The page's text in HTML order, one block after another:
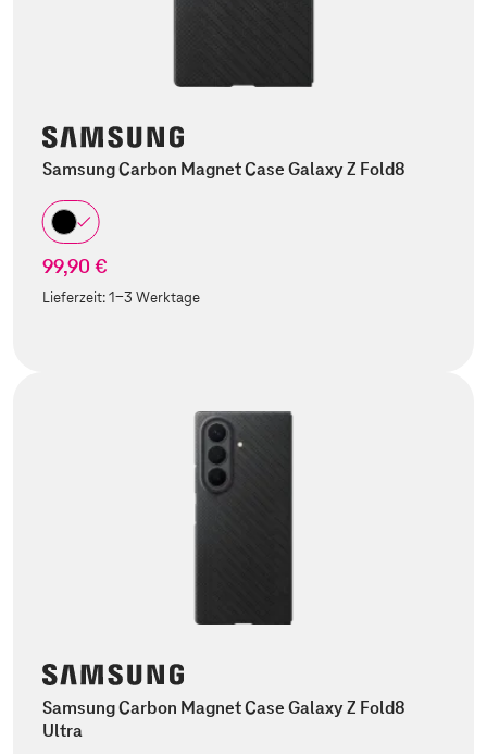
Samsung Carbon Magnet Case Galaxy Z Fold8
99,90 €
Lieferzeit:1-3 Werktage
Samsung Carbon Magnet Case Galaxy Z Fold8
Ultra